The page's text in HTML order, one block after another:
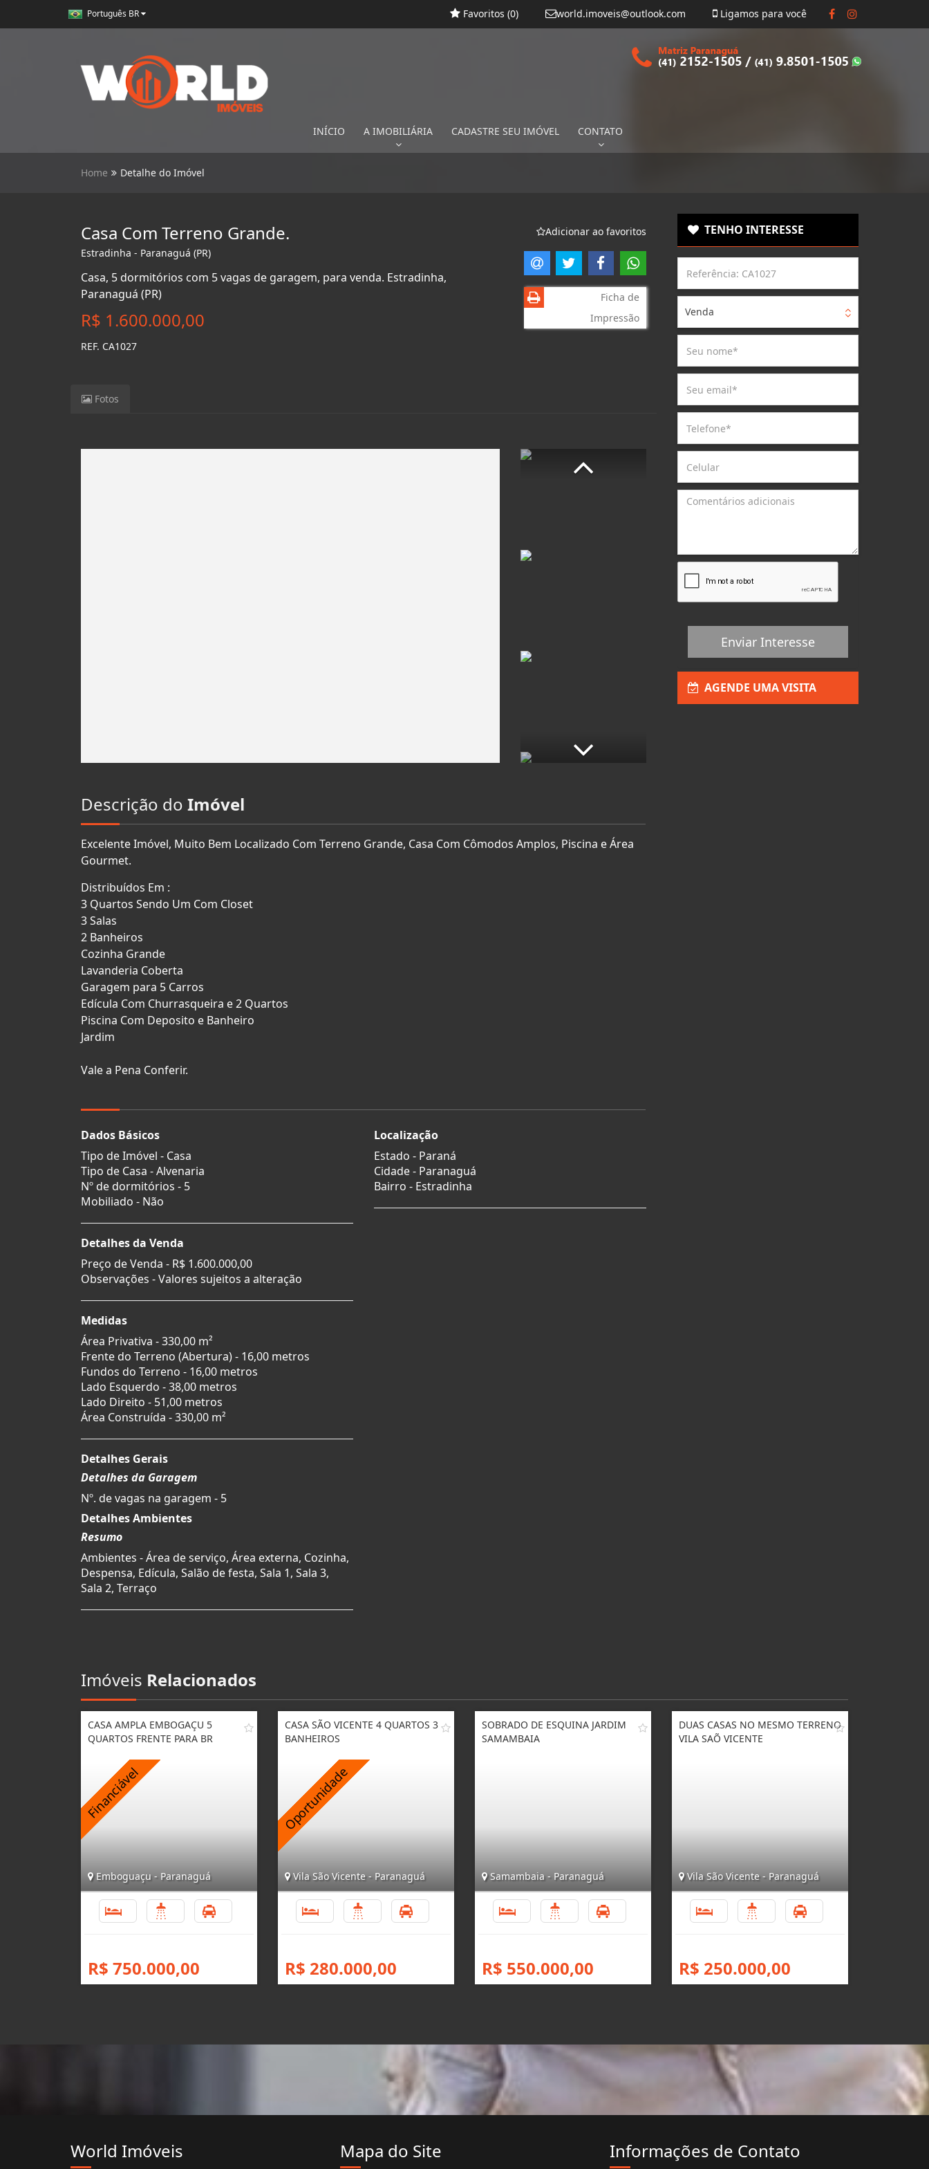
Português BR Ligamos para você
world.imoveis@outlook.com
Favoritos (0)
INÍCIO A IMOBILIÁRIA CADASTRE SEU IMÓVEL CONTATO
Home Detalhe do Imóvel
Casa Com Terreno Grande.
Estradinha - Paranaguá (PR)
Casa, 5 dormitórios com 5 vagas de garagem, para venda. Estradinha,
Paranaguá (PR)
R$ 1.600.000,00
REF. CA1027
Adicionar ao favoritos
Ficha de
Impressão
Fotos
Descrição do Imóvel
Excelente Imóvel, Muito Bem Localizado Com Terreno Grande, Casa Com Cômodos Amplos, Piscina e Área
Gourmet.
Distribuídos Em :
3 Quartos Sendo Um Com Closet
3 Salas
2 Banheiros
Cozinha Grande
Lavanderia Coberta
Garagem para 5 Carros
Edícula Com Churrasqueira e 2 Quartos
Piscina Com Deposito e Banheiro
Jardim
Vale a Pena Conferir.
Dados Básicos
Tipo de Imóvel - Casa
Tipo de Casa - Alvenaria
Nº de dormitórios - 5
Mobiliado - Não
Detalhes da Venda
Preço de Venda - R$ 1.600.000,00
Observações - Valores sujeitos a alteração
Medidas
Área Privativa - 330,00 m²
Frente do Terreno (Abertura) - 16,00 metros
Fundos do Terreno - 16,00 metros
Lado Esquerdo - 38,00 metros
Lado Direito - 51,00 metros
Área Construída - 330,00 m²
Detalhes Gerais
Detalhes da Garagem
Nº. de vagas na garagem - 5
Detalhes Ambientes
Resumo
Ambientes - Área de serviço, Área externa, Cozinha,
Despensa, Edícula, Salão de festa, Sala 1, Sala 3,
Sala 2, Terraço
Localização
Estado - Paraná
Cidade - Paranaguá
Bairro - Estradinha
TENHO INTERESSE
Venda
Enviar Interesse
AGENDE UMA VISITA
Imóveis Relacionados
CASA AMPLA EMBOGAÇU 5
QUARTOS FRENTE PARA BR
Emboguaçu - Paranaguá
R$ 750.000,00
CASA SÃO VICENTE 4 QUARTOS 3
BANHEIROS
Vila São Vicente - Paranaguá
R$ 280.000,00
SOBRADO DE ESQUINA JARDIM
SAMAMBAIA
Samambaia - Paranaguá
R$ 550.000,00
DUAS CASAS NO MESMO TERRENO
VILA SAÕ VICENTE
Vila São Vicente - Paranaguá
R$ 250.000,00
World Imóveis Mapa do Site Informações de Contato